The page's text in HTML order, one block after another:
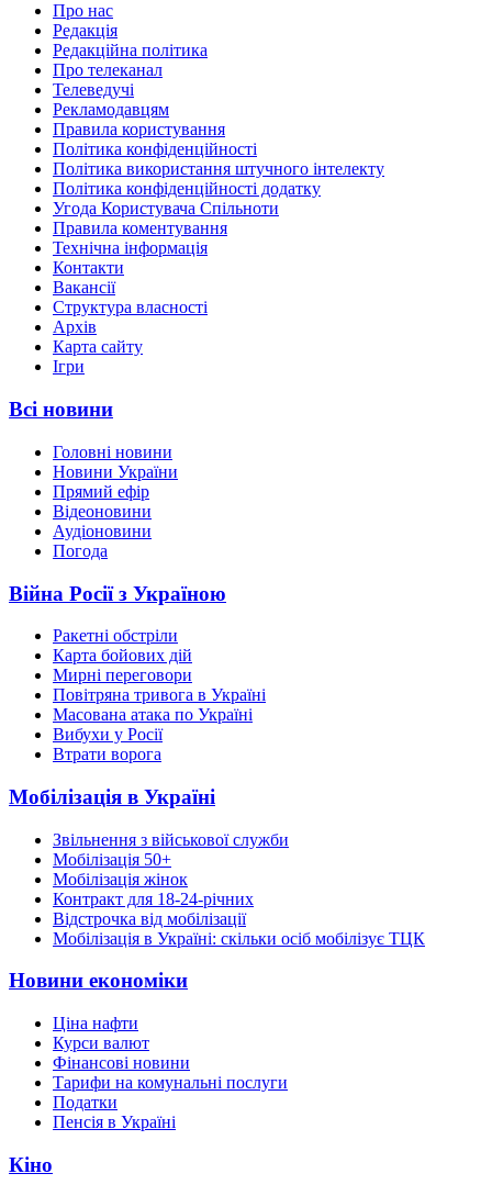
Про нас
Редакція
Редакційна політика
Про телеканал
Телеведучі
Рекламодавцям
Правила користування
Політика конфіденційності
Політика використання штучного інтелекту
Політика конфіденційності додатку
Угода Користувача Спільноти
Правила коментування
Технічна інформація
Контакти
Вакансії
Структура власності
Архів
Карта сайту
Ігри
Всі новини
Головні новини
Новини України
Прямий ефір
Відеоновини
Аудіоновини
Погода
Війна Росії з Україною
Ракетні обстріли
Карта бойових дій
Мирні переговори
Повітряна тривога в Україні
Масована атака по Україні
Вибухи у Росії
Втрати ворога
Мобілізація в Україні
Звільнення з військової служби
Мобілізація 50+
Мобілізація жінок
Контракт для 18-24-річних
Відстрочка від мобілізації
Мобілізація в Україні: скільки осіб мобілізує ТЦК
Новини економіки
Ціна нафти
Курси валют
Фінансові новини
Тарифи на комунальні послуги
Податки
Пенсія в Україні
Кіно